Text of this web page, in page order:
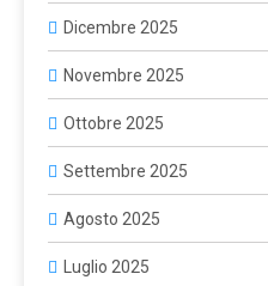
Dicembre 2025
Novembre 2025
Ottobre 2025
Settembre 2025
Agosto 2025
Luglio 2025